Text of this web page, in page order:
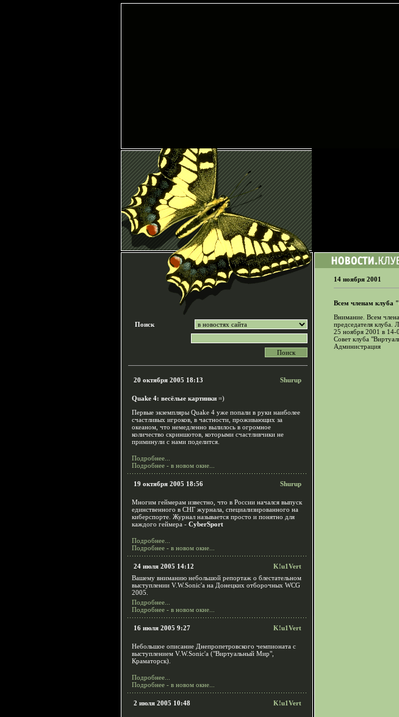
Поиск
20 октября 2005 18:13 Shurup
Quake 4: весёлые картинки =)
Первые экземпляры Quake 4 уже попали в руки наиболее
счастливых игроков, в частности, проживающих за
океаном, что немедленно вылилось в огромное
количество скриншотов, которыми счастливчики не
приминули с нами поделится.
Подробнее...
Подробнее - в новом окне...
19 октября 2005 18:56 Shurup
Многим геймерам известно, что в России начался выпуск
единственного в СНГ журнала, специализированного на
киберспорте. Журнал называется просто и понятно для
каждого геймера - CyberSport
Подробнее...
Подробнее - в новом окне...
24 июля 2005 14:12
K!u1Vert
Вашему вниманию небольшой репортаж о блестательном
выступлении V.W.Sonic'a на Донецких отборочных WCG
2005.
Подробнее...
Подробнее - в новом окне...
16 июля 2005 9:27 K!u1Vert
Небольшое описание Днепропетровского чемпионата c
выступлением V.W.Sonic'a ("Виртуальный Мир",
Краматорск).
Подробнее...
Подробнее - в новом окне...
2 июля 2005 10:48 K!u1Vert
14 ноября 2001
Всем членам клуба
Внимание. Всем
председателя клуба.
25 ноября 2001 в 14-
Совет клуба
Администрация